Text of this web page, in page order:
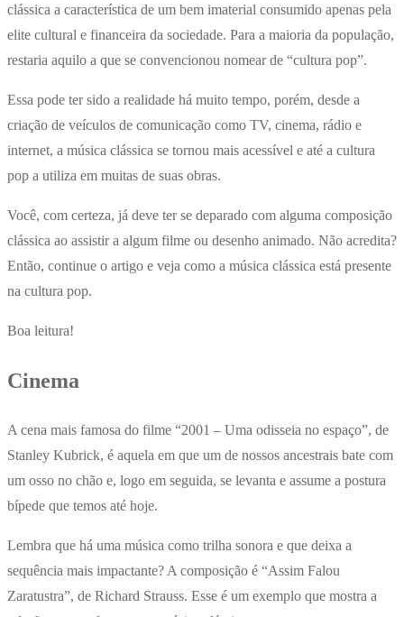
clássica a característica de um bem imaterial consumido apenas pela
elite cultural e financeira da sociedade. Para a maioria da população,
restaria aquilo a que se convencionou nomear de “cultura pop”.
Essa pode ter sido a realidade há muito tempo, porém, desde a
criação de veículos de comunicação como TV, cinema, rádio e
internet, a música clássica se tornou mais acessível e até a cultura
pop a utiliza em muitas de suas obras.
Você, com certeza, já deve ter se deparado com alguma composição
clássica ao assistir a algum filme ou desenho animado. Não acredita?
Então, continue o artigo e veja como a música clássica está presente
na cultura pop.
Boa leitura!
Cinema
A cena mais famosa do filme “2001 – Uma odisseia no espaço”, de
Stanley Kubrick, é aquela em que um de nossos ancestrais bate com
um osso no chão e, logo em seguida, se levanta e assume a postura
bípede que temos até hoje.
Lembra que há uma música como trilha sonora e que deixa a
sequência mais impactante? A composição é “Assim Falou
Zaratustra”, de Richard Strauss. Esse é um exemplo que mostra a